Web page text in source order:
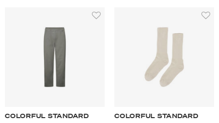
COLORFUL STANDARD
COLORFUL STANDARD